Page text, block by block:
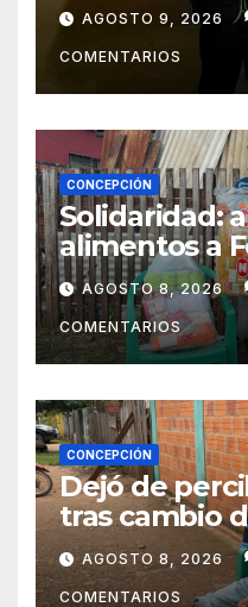
AGOSTO 9, 2026
COMENTARIOS
CONCEPCIÓN
Solidaridad:
alimentos a
ahora vende
subsistir
AGOSTO 8, 2026
COMENTARIOS
CONCEPCIÓN
Dejó de
tras cambio
ahora vende
subsistir
AGOSTO 8, 2026
COMENTARIOS